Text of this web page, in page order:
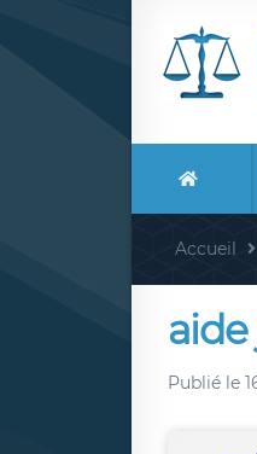
Accueil
Publié le